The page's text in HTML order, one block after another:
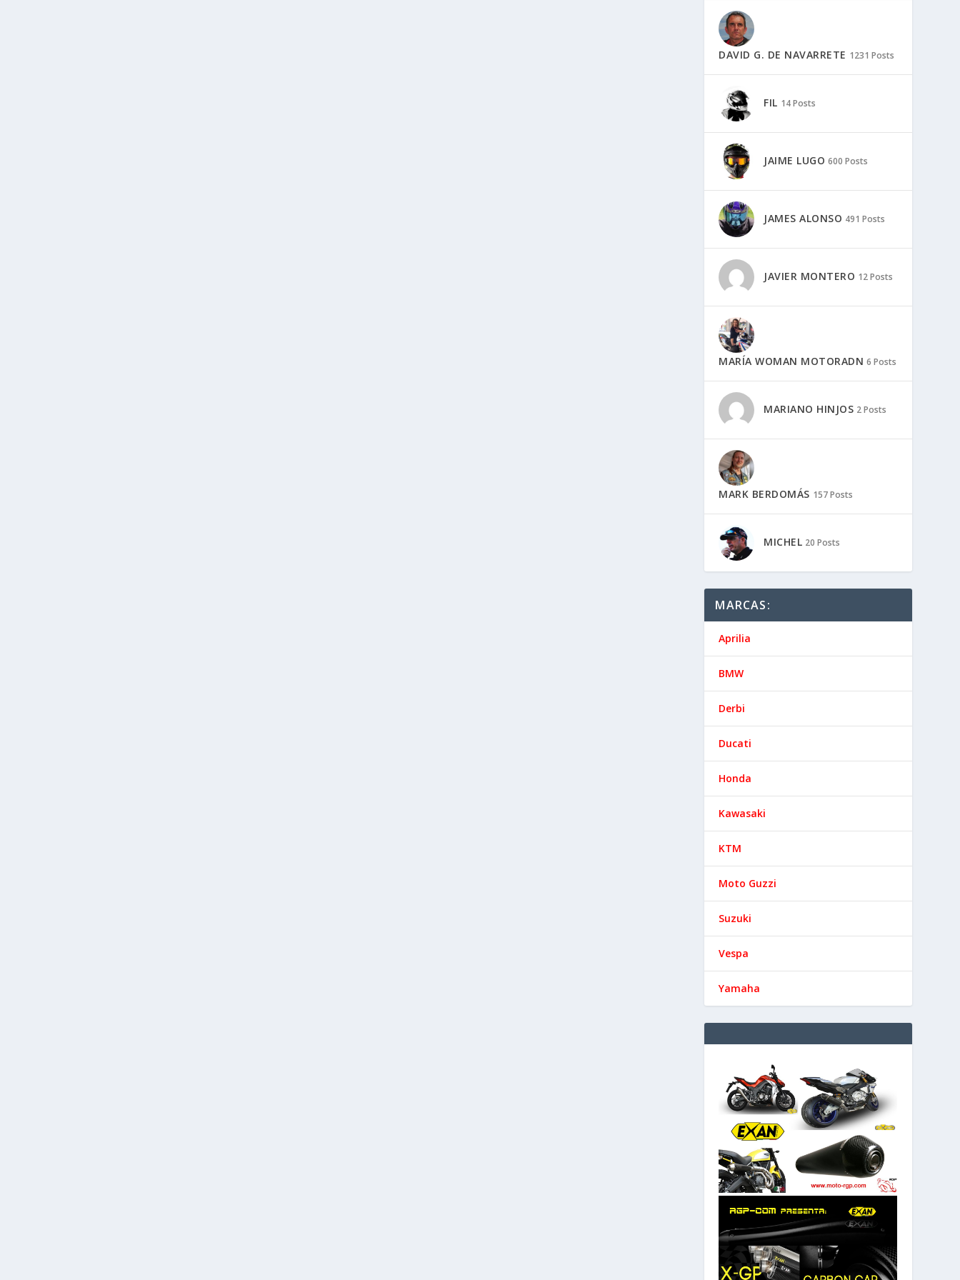
DAVID G. DE NAVARRETE 1231 Posts
FIL 14 Posts
JAIME LUGO 600 Posts
JAMES ALONSO 491 Posts
JAVIER MONTERO 12 Posts
MARÍA WOMAN MOTORADN 6 Posts
MARIANO HINJOS 2 Posts
MARK BERDOMÁS 157 Posts
MICHEL 20 Posts
MARCAS:
Aprilia
BMW
Derbi
Ducati
Honda
Kawasaki
KTM
Moto Guzzi
Suzuki
Vespa
Yamaha